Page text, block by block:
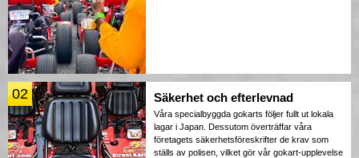
02 Säkerhet och efterlevnad
Våra specialbyggda gokarts följer fullt ut lokala
lagar i Japan. Dessutom överträffar våra
företagets säkerhetsföreskrifter de krav som
ställs av polisen, vilket gör vår gokart-upplevelse